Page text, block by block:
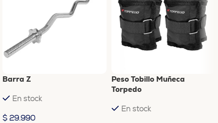
Barra Z
En stock
$ 29.990
Peso Tobillo Muñeca
Torpedo
En stock